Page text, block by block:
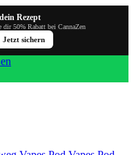
Rezept
dir 50% Rabatt bei CannaZen
Jetzt sichern